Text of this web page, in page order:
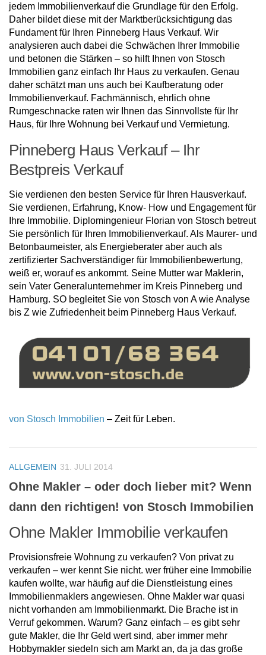
jedem Immobilienverkauf die Grundlage für den Erfolg.
Daher bildet diese mit der Marktberücksichtigung das
Fundament für Ihren Pinneberg Haus Verkauf. Wir
analysieren auch dabei die Schwächen Ihrer Immobilie
und betonen die Stärken – so hilft Ihnen von Stosch
Immobilien ganz einfach Ihr Haus zu verkaufen. Genau
daher schätzt man uns auch bei Kaufberatung oder
Immobilienverkauf. Fachmännisch, ehrlich ohne
Rumgeschnacke raten wir Ihnen das Sinnvollste für Ihr
Haus, für Ihre Wohnung bei Verkauf und Vermietung.
Pinneberg Haus Verkauf – Ihr
Bestpreis Verkauf
Sie verdienen den besten Service für Ihren Hausverkauf.
Sie verdienen, Erfahrung, Know- How und Engagement für
Ihre Immobilie. Diplomingenieur Florian von Stosch betreut
Sie persönlich für Ihren Immobilienverkauf. Als Maurer- und
Betonbaumeister, als Energieberater aber auch als
zertifizierter Sachverständiger für Immobilienbewertung,
weiß er, worauf es ankommt. Seine Mutter war Maklerin,
sein Vater Generalunternehmer im Kreis Pinneberg und
Hamburg. SO begleitet Sie von Stosch von A wie Analyse
bis Z wie Zufriedenheit beim Pinneberg Haus Verkauf.
von Stosch Immobilien – Zeit für Leben.
ALLGEMEIN 31. JULI 2014
Ohne Makler – oder doch lieber mit? Wenn
dann den richtigen! von Stosch Immobilien
Ohne Makler Immobilie verkaufen
Provisionsfreie Wohnung zu verkaufen? Von privat zu
verkaufen – wer kennt Sie nicht. wer früher eine Immobilie
kaufen wollte, war häufig auf die Dienstleistung eines
Immobilienmaklers angewiesen. Ohne Makler war quasi
nicht vorhanden am Immobilienmarkt. Die Brache ist in
Verruf gekommen. Warum? Ganz einfach – es gibt sehr
gute Makler, die Ihr Geld wert sind, aber immer mehr
Hobbymakler siedeln sich am Markt an, da ja das große